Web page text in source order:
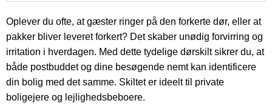
Oplever du ofte, at gæster ringer på den forkerte dør, eller at
pakker bliver leveret forkert? Det skaber unødig forvirring og
irritation i hverdagen. Med dette tydelige dørskilt sikrer du, at
både postbuddet og dine besøgende nemt kan identificere
din bolig med det samme. Skiltet er ideelt til private
boligejere og lejlighedsbeboere.